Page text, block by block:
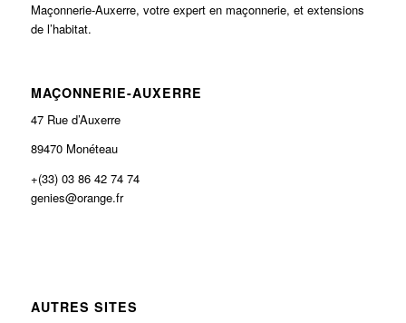
Maçonnerie-Auxerre, votre expert en maçonnerie, et extensions
de l’habitat.
MAÇONNERIE-AUXERRE
47 Rue d’Auxerre
89470 Monéteau
+(33) 03 86 42 74 74
genies@orange.fr
AUTRES SITES